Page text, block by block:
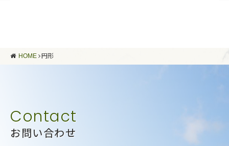
HOME 円形
お問い合わせ